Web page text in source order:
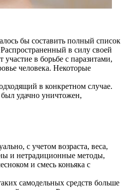
бы составить полный список
в силу своей
в борьбе с паразитами,
человека. Некоторые
в конкретном случае.
удачно уничтожен,
с учетом возраста, веса,
и нетрадиционные методы,
и смесь коньяка с
самодельных средств больше